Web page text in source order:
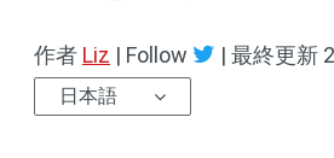
作者 Liz | Follow | 最終更新
日本語